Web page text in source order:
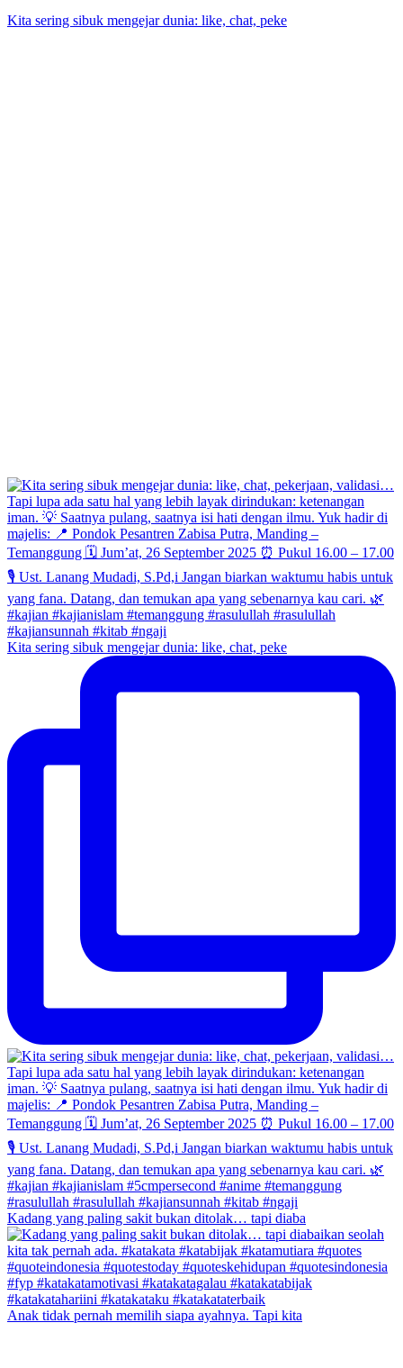
Kita sering sibuk mengejar dunia: like, chat, peke
Kita sering sibuk mengejar dunia: like, chat, peke
Kadang yang paling sakit bukan ditolak… tapi diaba
Anak tidak pernah memilih siapa ayahnya. Tapi kita